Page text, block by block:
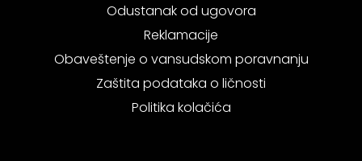
Odustanak od ugovora
Reklamacije
Obaveštenje o vansudskom poravnanju
Zaštita podataka o ličnosti
Politika kolačića